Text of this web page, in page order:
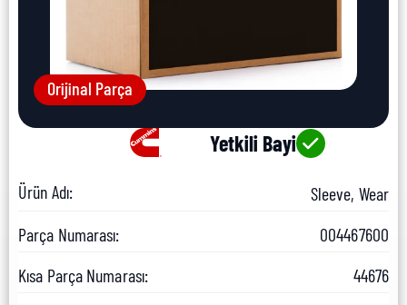
Orijinal Parça
Yetkili Bayi
Ürün Adı:
Sleeve, Wear
Parça Numarası:
004467600
Kısa Parça Numarası:
44676